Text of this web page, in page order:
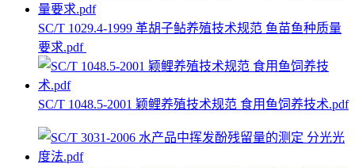
SC/T 1029.4-1999 革胡子鲇养殖技术规范 鱼苗鱼种质量
要求.pdf
SC/T 1048.5-2001 颖鲤养殖技术规范 食用鱼饲养技术.pdf